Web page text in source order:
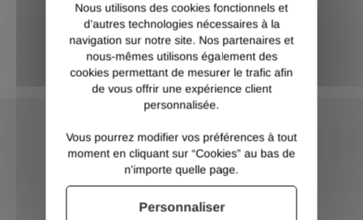
NEWSLETTER
Nous utilisons des cookies fonctionnels et
d’autres technologies nécessaires à la
navigation sur notre site. Nos partenaires et
nous-mêmes utilisons également des
cookies permettant de mesurer le trafic afin
de vous offrir une expérience client
personnalisée.
Vous pourrez modifier vos préférences à tout
moment en cliquant sur “Cookies” au bas de
n'importe quelle page.
Personnaliser